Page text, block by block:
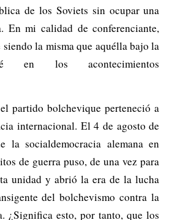
de los Soviets sin ocupar una
En mi calidad de conferenciante,
la misma que aquélla bajo la
en los acontecimientos
partido bolchevique perteneció a
internacional. El 4 de agosto de
la socialdemocracia alemana en
de guerra puso, de una vez para
unidad y abrió la era de la lucha
del bolchevismo contra la
¿Significa esto, por tanto, que los